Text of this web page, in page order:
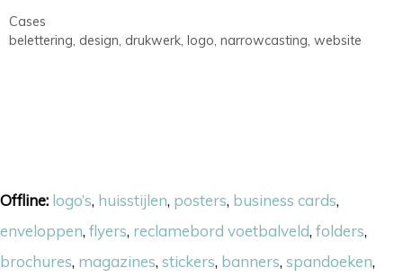
Categorieën
Cases
Tags
belettering design drukwerk logo narrowcasting website
Offline: logo’s, huisstijlen, posters, business cards,
enveloppen, flyers, reclamebord voetbalveld, folders,
brochures, magazines, stickers, banners, spandoeken,